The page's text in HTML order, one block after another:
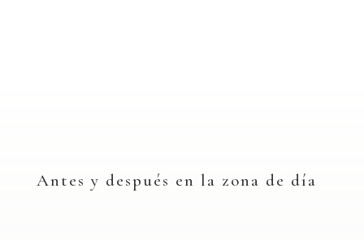
Antes y después en la zona de día